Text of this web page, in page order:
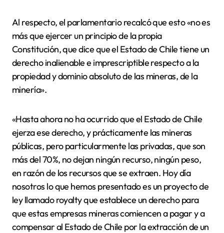
Al respecto, el parlamentario recalcó que esto «no es
más que ejercer un principio de la propia
Constitución, que dice que el Estado de Chile tiene un
derecho inalienable e imprescriptible respecto a la
propiedad y dominio absoluto de las mineras, de la
minería».
«Hasta ahora no ha ocurrido que el Estado de Chile
ejerza ese derecho, y prácticamente las mineras
públicas, pero particularmente las privadas, que son
más del 70%, no dejan ningún recurso, ningún peso,
en razón de los recursos que se extraen. Hoy día
nosotros lo que hemos presentado es un proyecto de
ley llamado royalty que establece un derecho para
que estas empresas mineras comiencen a pagar y a
compensar al Estado de Chile por la extracción de un